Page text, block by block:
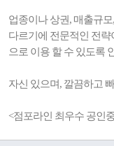
업종이나 상권, 매출규
다르기에 전문적인 전
으로 이용 할 수 있도록
자신 있으며, 깔끔하고
<점포라인 최우수 공인